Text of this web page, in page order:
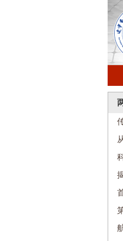
沈
家
动
畅
活
科
小
创
华